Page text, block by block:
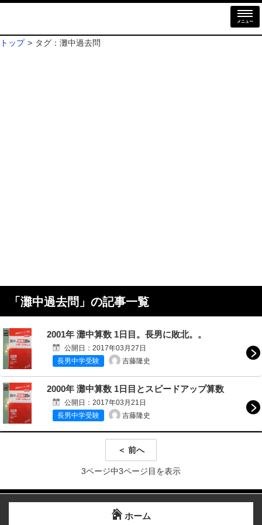
メニュー
トップ タグ：灘中過去問
「 灘中過去問 」の記事一覧
2001年 灘中算数 1日目。長男に敗北。。
公開日： 2017年03月27日
長男中学受験
吉藤隆史
2000年 灘中算数 1日目とスピードアップ算数
公開日： 2017年03月21日
長男中学受験
吉藤隆史
＜ 前へ
3ページ中3ページ目を表示
ホーム